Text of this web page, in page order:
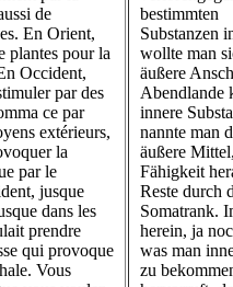
de
En Orient,
plantes pour la
Occident,
par des
ce par
extérieurs,
la
par le
jusque
dans les
prendre
qui provoque
Vous
bestimmten
Substanzen
wollte man
äußere
Abendlande
innere
nannte man
äußere
Fähigkeit
Reste durch
Somatrank.
herein, ja
was man
zu